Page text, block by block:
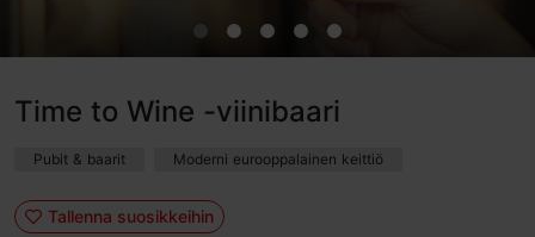
Time to Wine -viinibaari
Pubit & baarit Moderni eurooppalainen keittiö
Tallenna suosikkeihin